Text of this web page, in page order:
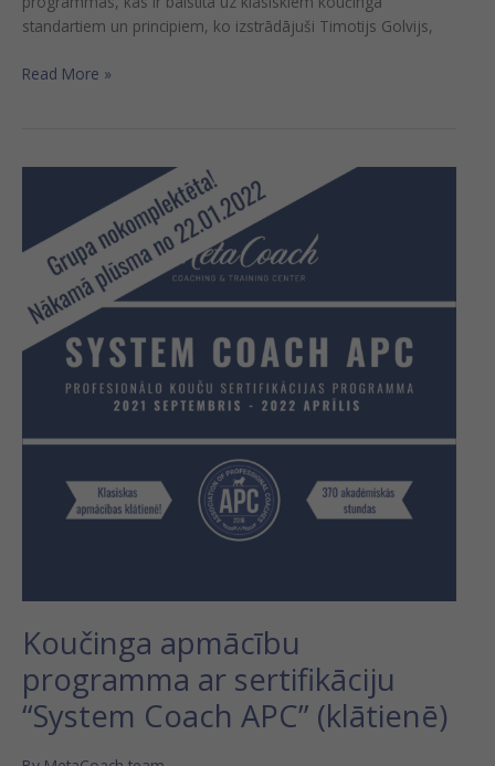
standartiem un principiem, ko izstrādājuši Timotijs Golvijs,
Read More »
Koučinga apmācību
programma ar sertifikāciju
“System Coach APC” (klātienē)
programma
ar
sertifikāciju
“System
Coach
APC”
(klātienē)